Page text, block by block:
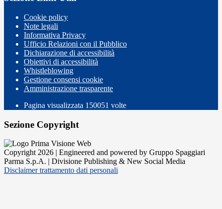
Cookie policy
Note legali
Informativa Privacy
Ufficio Relazioni con il Pubblico
Dichiarazione di accessibilità
Obiettivi di accessibilità
Whistleblowing
Gestione consensi cookie
Amministrazione trasparente
Pagina visualizzata 150051 volte
Sezione Copyright
Copyright 2026 | Engineered and powered by Gruppo Spaggiari
Parma S.p.A. | Divisione Publishing & New Social Media
Disclaimer trattamento dati personali